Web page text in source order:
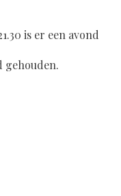
is er een avond
gehouden.